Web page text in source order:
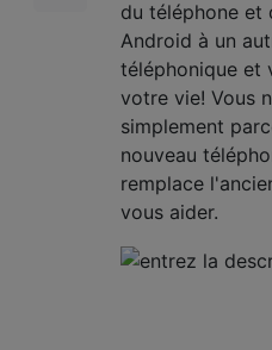
du téléphone et
Android à un
téléphonique et
votre vie! Vous
simplement
nouveau
remplace
vous aider.